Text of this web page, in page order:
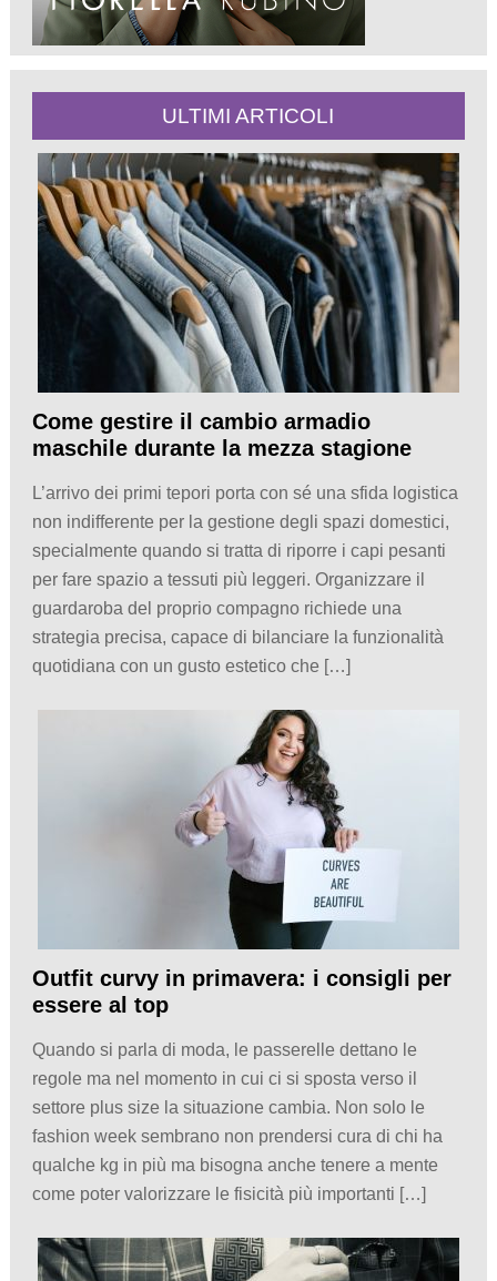
ULTIMI ARTICOLI
Come gestire il cambio armadio
maschile durante la mezza stagione
L’arrivo dei primi tepori porta con sé una sfida logistica
non indifferente per la gestione degli spazi domestici,
specialmente quando si tratta di riporre i capi pesanti
per fare spazio a tessuti più leggeri. Organizzare il
guardaroba del proprio compagno richiede una
strategia precisa, capace di bilanciare la funzionalità
quotidiana con un gusto estetico che […]
Outfit curvy in primavera: i consigli per
essere al top
Quando si parla di moda, le passerelle dettano le
regole ma nel momento in cui ci si sposta verso il
settore plus size la situazione cambia. Non solo le
fashion week sembrano non prendersi cura di chi ha
qualche kg in più ma bisogna anche tenere a mente
come poter valorizzare le fisicità più importanti […]